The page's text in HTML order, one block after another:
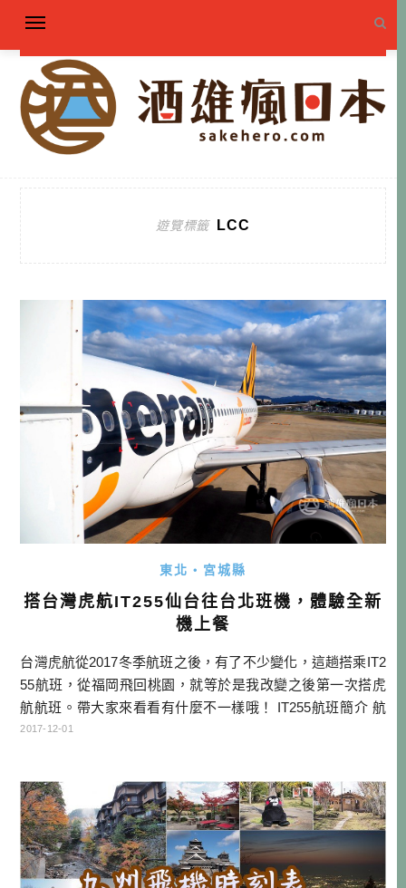
遊覽標籤 LCC
東北・宮城縣
搭台灣虎航IT255仙台往台北班機，體驗全新
機上餐
台灣虎航從2017冬季航班之後，有了不少變化，這趟搭乘IT2
55航班，從福岡飛回桃園，就等於是我改變之後第一次搭虎
航航班。帶大家來看看有什麼不一樣哦！ IT255航班簡介 航
線：仙台 (SDJ) ➤ 桃園 (TPE) 時間：19:40～23:05 飛行日：
在變 […]…
2017-12-01